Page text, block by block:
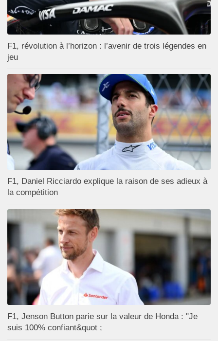
F1, révolution à l’horizon : l’avenir de trois légendes en
jeu
F1, Daniel Ricciardo explique la raison de ses adieux à
la compétition
F1, Jenson Button parie sur la valeur de Honda : "Je
suis 100% confiant&quot ;